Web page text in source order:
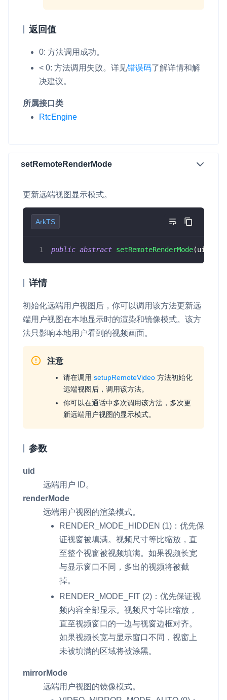
返回值
0: 方法调用成功。
< 0: 方法调用失败。 详见错误码了解详情和解
决建议。
所属接口类
RtcEngine
setRemoteRenderMode
更新远端视图显示模式。
ArkTS
public abstract setRemoteRenderMode(uid
详情
初始化远端用户视图后，你可以调用该方法更新远
端用户视图在本地显示时的渲染和镜像模式。该方
法只影响本地用户看到的视频画面。
注意
请在调用 setupRemoteVideo 方法初始化
远端视图后，调用该方法。
你可以在通话中多次调用该方法，多次更
新远端用户视图的显示模式。
参数
uid
远端用户 ID。
renderMode
远端用户视图的渲染模式。
RENDER_MODE_HIDDEN (1)：优先保
证视窗被填满。视频尺寸等比缩放，直
至整个视窗被视频填满。如果视频长宽
与显示窗口不同，多出的视频将被截
掉。
RENDER_MODE_FIT (2)：优先保证视
频内容全部显示。视频尺寸等比缩放，
直至视频窗口的一边与视窗边框对齐。
如果视频长宽与显示窗口不同，视窗上
未被填满的区域将被涂黑。
mirrorMode
远端用户视图的镜像模式。